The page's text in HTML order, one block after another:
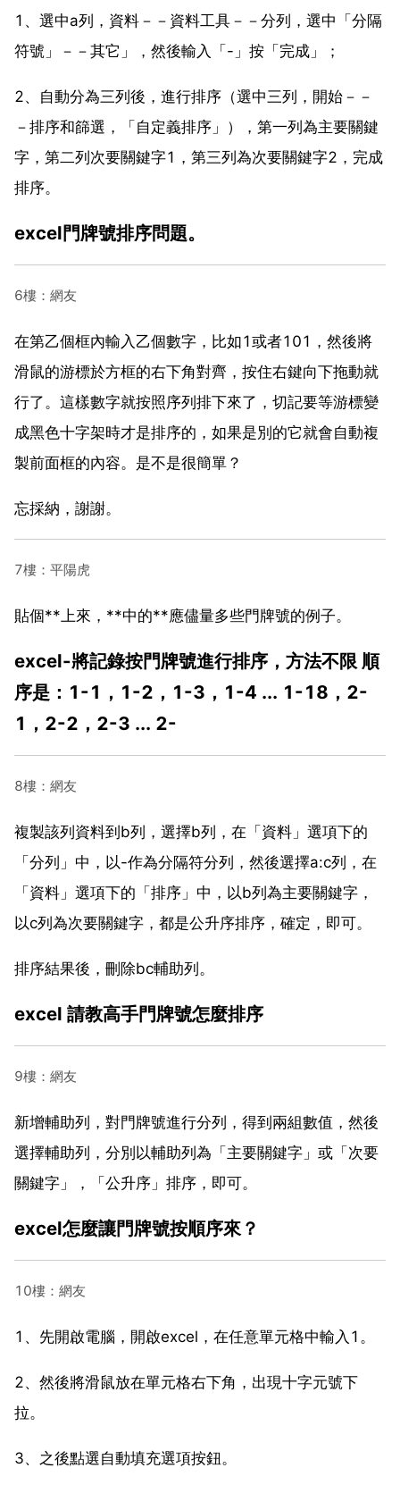
1、選中a列，資料－－資料工具－－分列，選中「分隔
符號」－－其它」，然後輸入「-」按「完成」；
2、自動分為三列後，進行排序（選中三列，開始－－
－排序和篩選，「自定義排序」），第一列為主要關鍵
字，第二列次要關鍵字1，第三列為次要關鍵字2，完成
排序。
excel門牌號排序問題。
6樓：網友
在第乙個框內輸入乙個數字，比如1或者101，然後將
滑鼠的游標於方框的右下角對齊，按住右鍵向下拖動就
行了。這樣數字就按照序列排下來了，切記要等游標變
成黑色十字架時才是排序的，如果是別的它就會自動複
製前面框的內容。是不是很簡單？
忘採納，謝謝。
7樓：平陽虎
貼個**上來，**中的**應儘量多些門牌號的例子。
excel-將記錄按門牌號進行排序，方法不限 順
序是：1-1，1-2，1-3，1-4 ... 1-18，2-
1，2-2，2-3 ... 2-
8樓：網友
複製該列資料到b列，選擇b列，在「資料」選項下的
「分列」中，以-作為分隔符分列，然後選擇a:c列，在
「資料」選項下的「排序」中，以b列為主要關鍵字，
以c列為次要關鍵字，都是公升序排序，確定，即可。
排序結果後，刪除bc輔助列。
excel 請教高手門牌號怎麼排序
9樓：網友
新增輔助列，對門牌號進行分列，得到兩組數值，然後
選擇輔助列，分別以輔助列為「主要關鍵字」或「次要
關鍵字」，「公升序」排序，即可。
excel怎麼讓門牌號按順序來？
10樓：網友
1、先開啟電腦，開啟excel，在任意單元格中輸入1。
2、然後將滑鼠放在單元格右下角，出現十字元號下
拉。
3、之後點選自動填充選項按鈕。